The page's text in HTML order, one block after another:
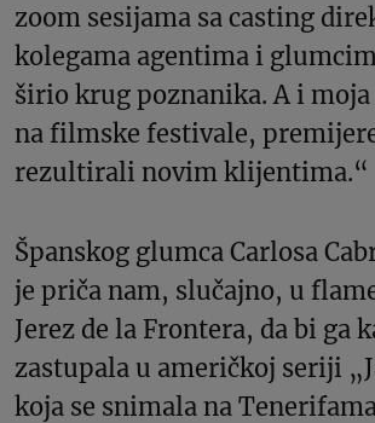
zoom sesijama sa casting
kolegama agentima i
širio krug poznanika. A i
na filmske festivale,
rezultirali novim klijentima.“
Španskog glumca Carlosa
je priča nam, slučajno, u
Jerez de la Frontera, da bi ga
zastupala u američkoj seriji
koja se snimala na